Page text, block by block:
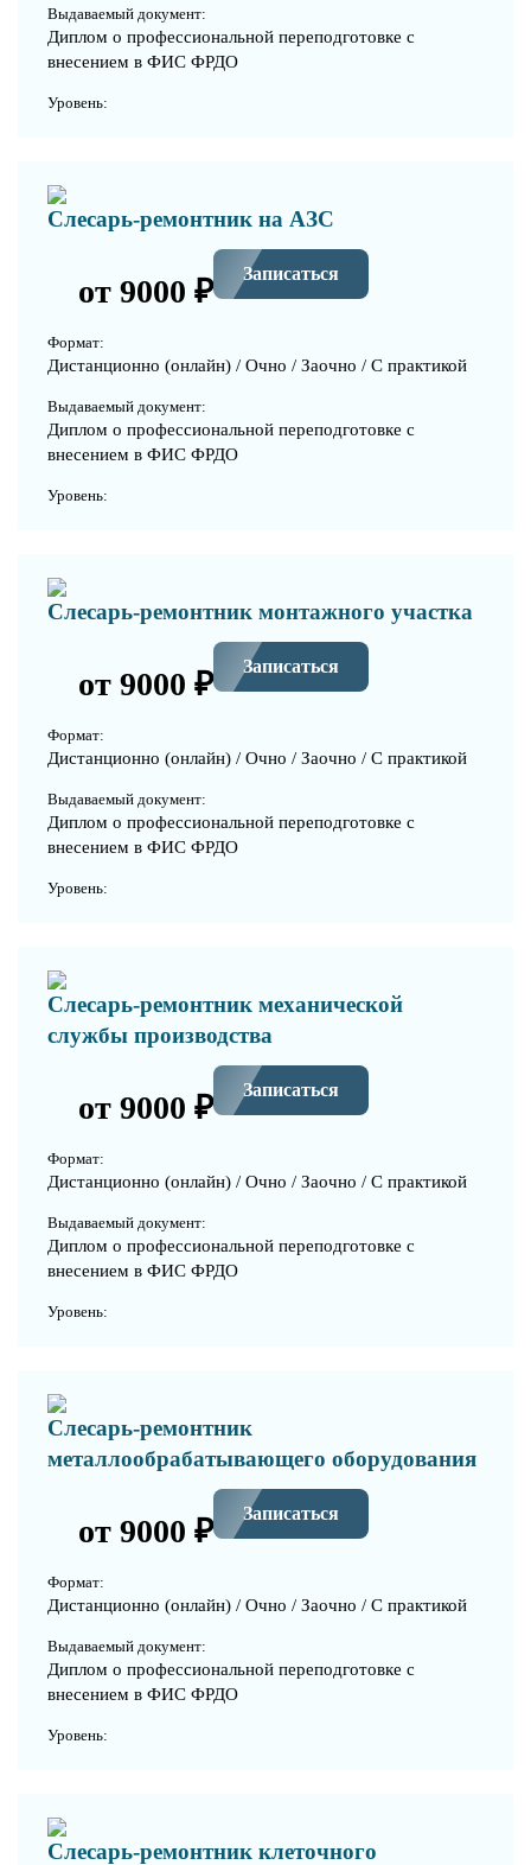
Выдаваемый документ:
Диплом о профессиональной переподготовке с
внесением в ФИС ФРДО
Уровень:
Слесарь-ремонтник на АЗС
от 9000 ₽ Записаться
Формат:
Дистанционно (онлайн) / Очно / Заочно / С практикой
Выдаваемый документ:
Диплом о профессиональной переподготовке с
внесением в ФИС ФРДО
Уровень:
Слесарь-ремонтник монтажного участка
от 9000 ₽ Записаться
Формат:
Дистанционно (онлайн) / Очно / Заочно / С практикой
Выдаваемый документ:
Диплом о профессиональной переподготовке с
внесением в ФИС ФРДО
Уровень:
Слесарь-ремонтник механической
службы производства
от 9000 ₽ Записаться
Формат:
Дистанционно (онлайн) / Очно / Заочно / С практикой
Выдаваемый документ:
Диплом о профессиональной переподготовке с
внесением в ФИС ФРДО
Уровень:
Слесарь-ремонтник
металлообрабатывающего оборудования
от 9000 ₽ Записаться
Формат:
Дистанционно (онлайн) / Очно / Заочно / С практикой
Выдаваемый документ:
Диплом о профессиональной переподготовке с
внесением в ФИС ФРДО
Уровень:
Слесарь-ремонтник клеточного